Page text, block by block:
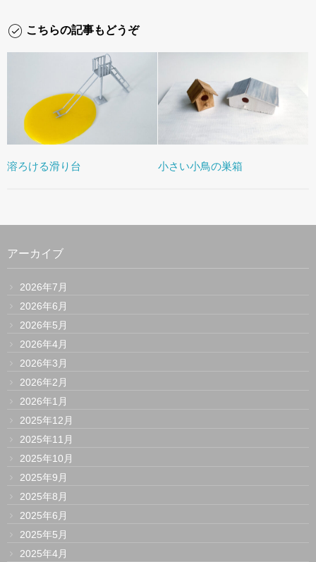
こちらの記事もどうぞ
溶ろける滑り台 小さい小鳥の巣箱
アーカイブ
2026年7月
2026年6月
2026年5月
2026年4月
2026年3月
2026年2月
2026年1月
2025年12月
2025年11月
2025年10月
2025年9月
2025年8月
2025年6月
2025年5月
2025年4月